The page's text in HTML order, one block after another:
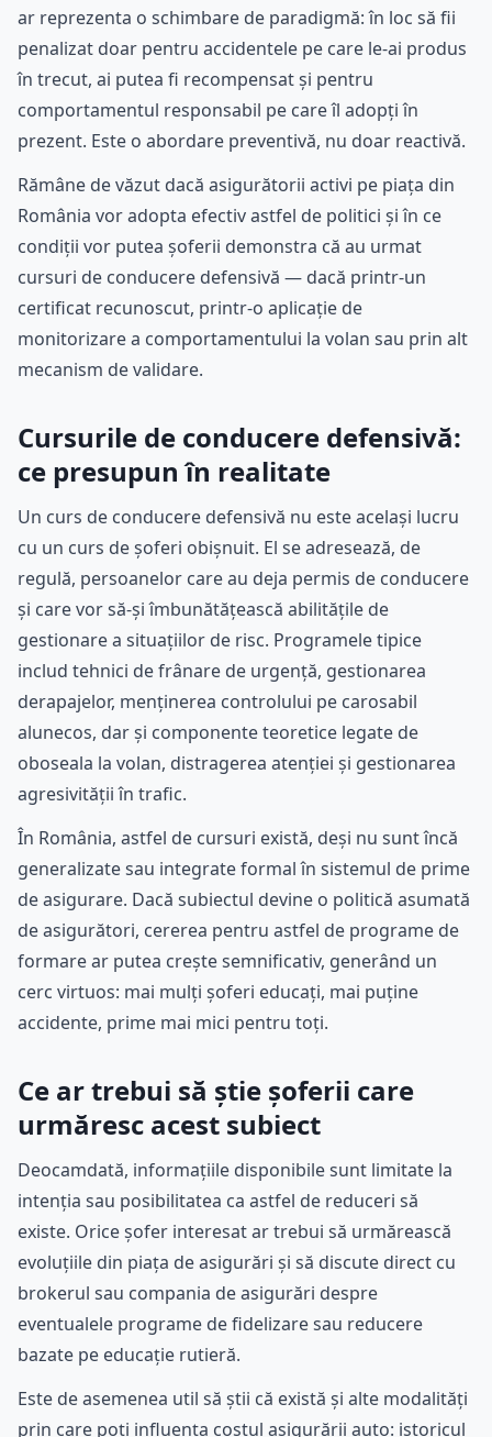
ar reprezenta o schimbare de paradigmă: în loc să fii
penalizat doar pentru accidentele pe care le-ai produs
în trecut, ai putea fi recompensat și pentru
comportamentul responsabil pe care îl adopți în
prezent. Este o abordare preventivă, nu doar reactivă.
Rămâne de văzut dacă asigurătorii activi pe piața din
România vor adopta efectiv astfel de politici și în ce
condiții vor putea șoferii demonstra că au urmat
cursuri de conducere defensivă — dacă printr-un
certificat recunoscut, printr-o aplicație de
monitorizare a comportamentului la volan sau prin alt
mecanism de validare.
Cursurile de conducere defensivă:
ce presupun în realitate
Un curs de conducere defensivă nu este același lucru
cu un curs de șoferi obișnuit. El se adresează, de
regulă, persoanelor care au deja permis de conducere
și care vor să-și îmbunătățească abilitățile de
gestionare a situațiilor de risc. Programele tipice
includ tehnici de frânare de urgență, gestionarea
derapajelor, menținerea controlului pe carosabil
alunecos, dar și componente teoretice legate de
oboseala la volan, distragerea atenției și gestionarea
agresivității în trafic.
În România, astfel de cursuri există, deși nu sunt încă
generalizate sau integrate formal în sistemul de prime
de asigurare. Dacă subiectul devine o politică asumată
de asigurători, cererea pentru astfel de programe de
formare ar putea crește semnificativ, generând un
cerc virtuos: mai mulți șoferi educați, mai puține
accidente, prime mai mici pentru toți.
Ce ar trebui să știe șoferii care
urmăresc acest subiect
Deocamdată, informațiile disponibile sunt limitate la
intenția sau posibilitatea ca astfel de reduceri să
existe. Orice șofer interesat ar trebui să urmărească
evoluțiile din piața de asigurări și să discute direct cu
brokerul sau compania de asigurări despre
eventualele programe de fidelizare sau reducere
bazate pe educație rutieră.
Este de asemenea util să știi că există și alte modalități
prin care poți influența costul asigurării auto: istoricul